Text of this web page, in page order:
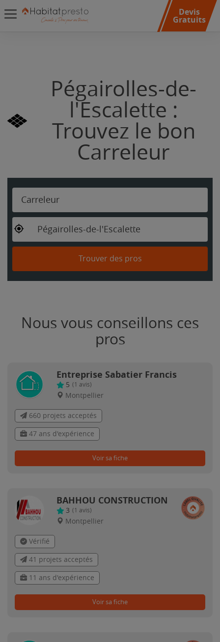
Devis
Gratuits
Pégairolles-de-
l'Escalette :
Trouvez le bon
Carreleur
Carreleur
Pégairolles-de-l'Escalette
Trouver des pros
Nous vous conseillons ces
pros
Entreprise Sabatier Francis
5 (1 avis)
Montpellier
660 projets acceptés
47 ans d'expérience
Voir sa fiche
BAHHOU CONSTRUCTION
3 (1 avis)
Montpellier
Vérifié
41 projets acceptés
11 ans d'expérience
Voir sa fiche